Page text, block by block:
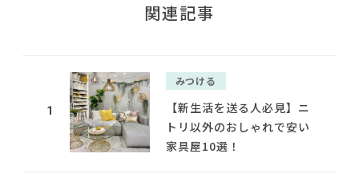
関連記事
1
みつける
【新生活を送る人必見】ニ
トリ以外のおしゃれで安い
家具屋10選！